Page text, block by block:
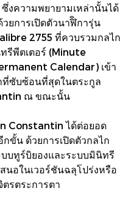
งความพยายามเหล่านั้นได้
ยการเปิดตัวนาฬิิการุ่น
2755 ที่ควบรวมกลไก
รีพีตเตอร์ (Minute
Calendar) เข้า
ที่ซับซ้อนที่สุดในตระกูล
ณ ขณะนั้น
Constantin ได้ต่อยอด
ขั้น ด้วยการเปิดตัวกลไก
บทูร์บิยองและระบบมินิทรี
นอในเวอร์ชันฉลุโปร่งหรือ
ตรตระการตา